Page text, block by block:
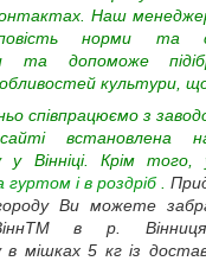
Наш
норми та
та допоможе
культури,
співпрацюємо з
встановлена
у Вінніці. Крім
і в роздріб
Ви можете
в р.
в мішках 5 кг із